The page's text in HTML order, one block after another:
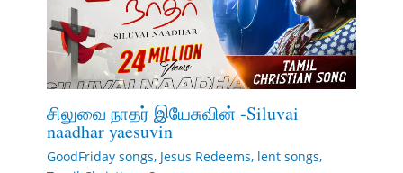
சிலுவை நாதர் இயேசுவின் -Siluvai
naadhar yaesuvin
GoodFriday songs, Jesus Redeems, lent songs,